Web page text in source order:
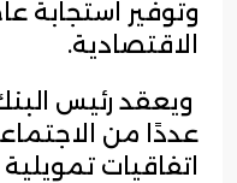
وتوفير استجابة
الاقتصادية.
ويعقد رئيس
عددًا من
اتفاقيات